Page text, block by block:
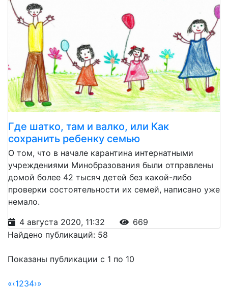
Где шатко, там и валко, или Как
сохранить ребенку семью
О том, что в начале карантина интернатными
учреждениями Минобразования были отправлены
домой более 42 тысяч детей без какой-либо
проверки состоятельности их семей, написано уже
немало.
4 августа 2020, 11:32
669
Найдено публикаций: 58
Показаны публикации с 1 по 10
«‹1234›»